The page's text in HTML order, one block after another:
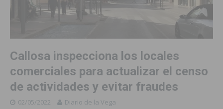
Callosa inspecciona los locales
comerciales para actualizar el censo
de actividades y evitar fraudes
02/05/2022 Diario de la Vega